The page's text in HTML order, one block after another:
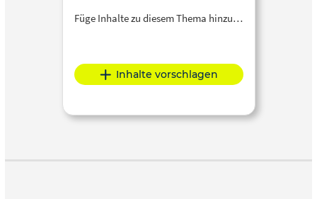
Füge Inhalte zu diesem Thema hinzu…
Inhalte vorschlagen